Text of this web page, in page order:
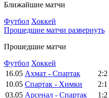
Ближайшие матчи
Футбол Хоккей
Прошедшие матчи развернуть
Прошедшие матчи
Футбол Хоккей
16.05 Ахмат - Спартак 2:2
10.05 Спартак - Химки 2:1
03.05 Арсенал - Спартак 1:2